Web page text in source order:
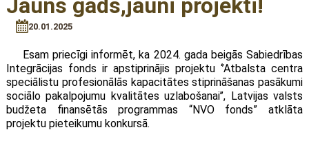
Jauns gads,jauni projekti!
20.01.2025
Esam priecīgi informēt, ka 2024. gada beigās Sabiedrības
Integrācijas fonds ir apstiprinājis projektu ‘’Atbalsta centra
speciālistu profesionālās kapacitātes stiprināšanas pasākumi
sociālo pakalpojumu kvalitātes uzlabošanai’’, Latvijas valsts
budžeta finansētās programmas “NVO fonds” atklāta
projektu pieteikumu konkursā.